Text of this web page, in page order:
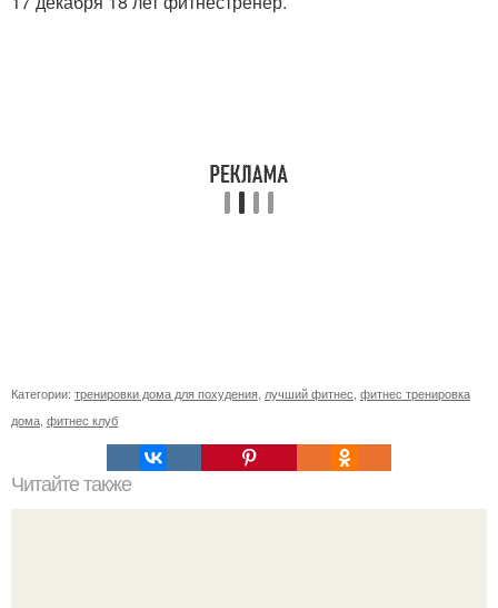
Категории: тренировки дома для похудения лучший фитнес фитнес тренировка
дома фитнес клуб
Читайте также